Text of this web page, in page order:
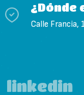
¿Dónde
Calle Francia,
linkedin